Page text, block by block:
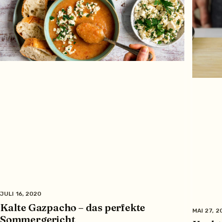
Kalte Gazpacho – das perfekte
Sommergericht
JULI 16, 2020
MAI 27,